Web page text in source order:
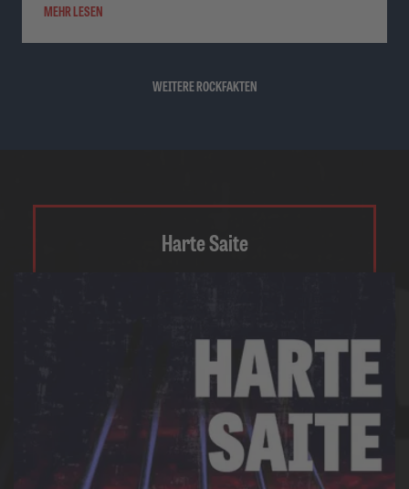
MEHR LESEN
WEITERE ROCKFAKTEN
Harte Saite